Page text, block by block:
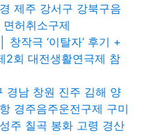
제주 강서구 강북구음
허취소구제
창작극 ‘이탈자’ 후기 +
2회 대전생활연극제 참
경남 창원 진주 김해 양
경주음주운전구제 구미
주 칠곡 봉화 고령 경산